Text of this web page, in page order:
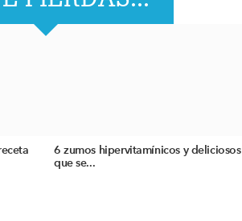
6 zumos hipervitamínicos y deliciosos
que se...